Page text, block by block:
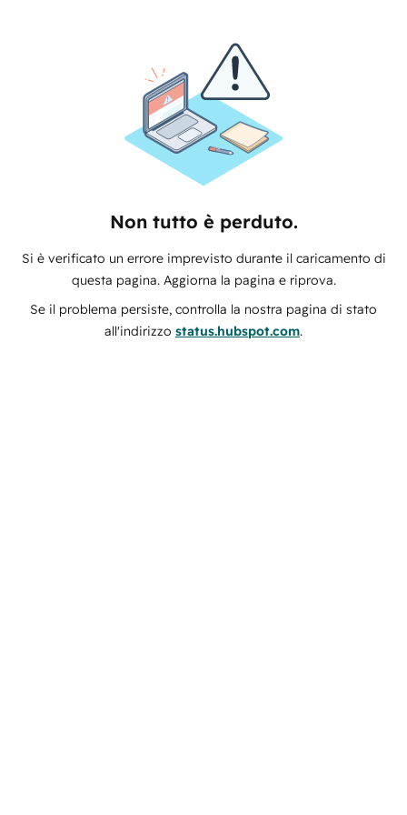
Non tutto è perduto.
Si è verificato un errore imprevisto durante il caricamento di
questa pagina. Aggiorna la pagina e riprova.
Se il problema persiste, controlla la nostra pagina di stato
all'indirizzo status.hubspot.com.